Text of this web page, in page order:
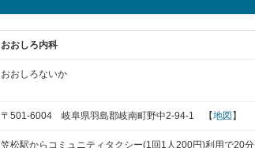
おおしろ内科
おおしろないか
〒501-6004 岐阜県羽島郡岐南町野中2-94-1 【地図 】
笠松駅からコミュニティタクシー(1回1人200円)利用で20分